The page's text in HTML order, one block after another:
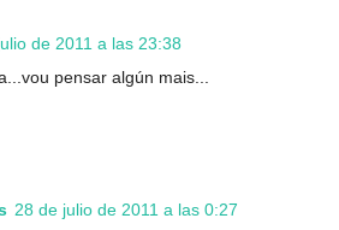
de 2011 a las 23:38
pensar algún mais...
28 de julio de 2011 a las 0:27